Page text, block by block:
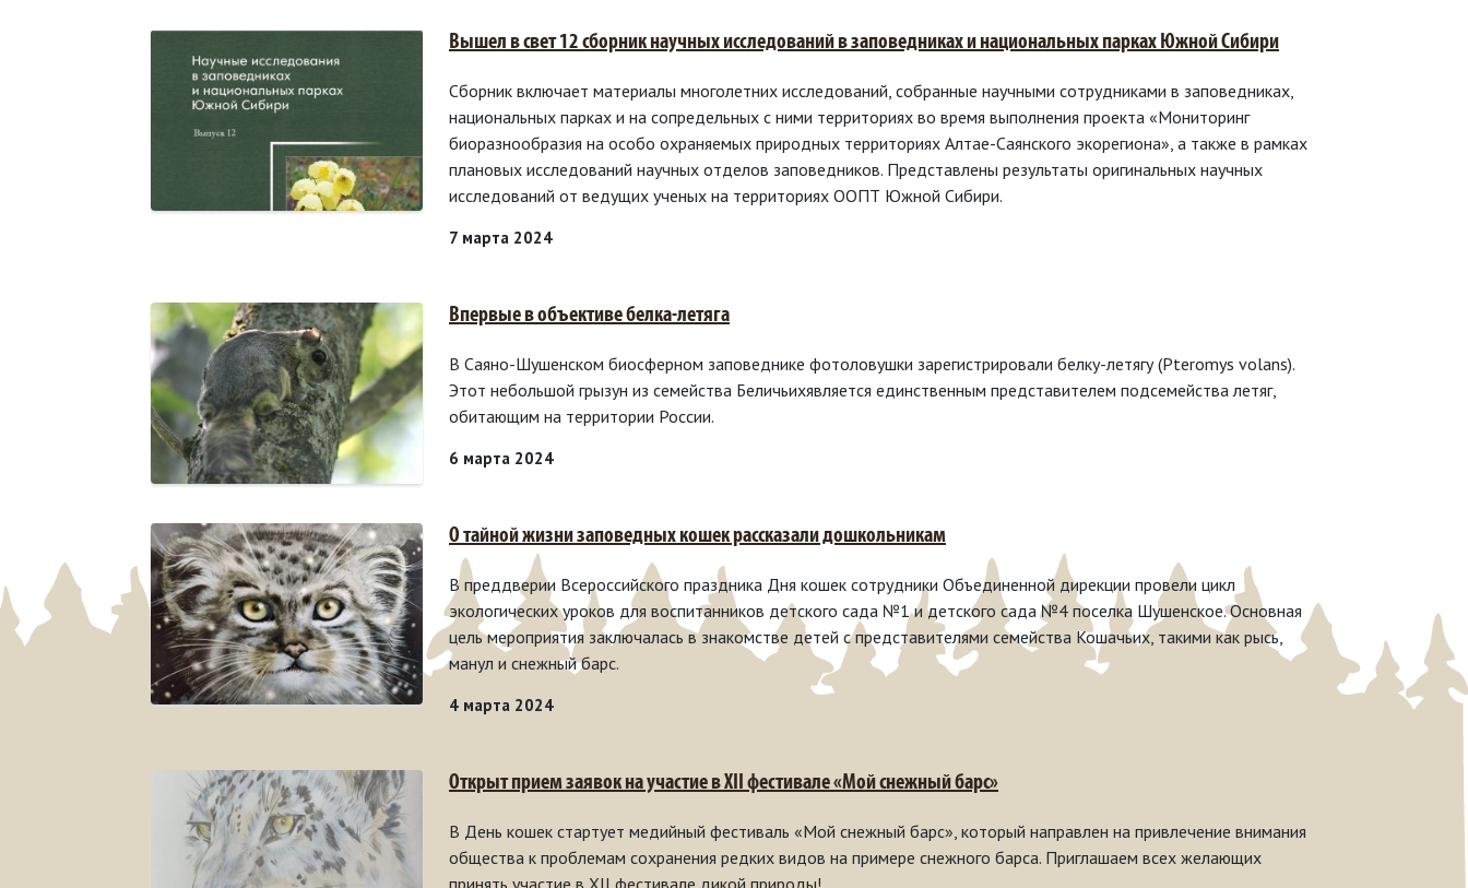
Вышел в свет 12 сборник научных исследований в заповедниках и национальных парках Южной Сибири
Сборник включает материалы многолетних исследований, собранные научными сотрудниками в заповедниках,
национальных парках и на сопредельных с ними территориях во время выполнения проекта «Мониторинг
биоразнообразия на особо охраняемых природных территориях Алтае-Саянского экорегиона», а также в рамках
плановых исследований научных отделов заповедников. Представлены результаты оригинальных научных
исследований от ведущих ученых на территориях ООПТ Южной Сибири.
7 марта 2024
Впервые в объективе белка-летяга
В Саяно-Шушенском биосферном заповеднике фотоловушки зарегистрировали белку-летягу (Pteromys volans).
Этот небольшой грызун из семейства Беличьихявляется единственным представителем подсемейства летяг,
обитающим на территории России.
6 марта 2024
О тайной жизни заповедных кошек рассказали дошкольникам
В преддверии Всероссийского праздника Дня кошек сотрудники Объединенной дирекции провели цикл
экологических уроков для воспитанников детского сада №1 и детского сада №4 поселка Шушенское. Основная
цель мероприятия заключалась в знакомстве детей с представителями семейства Кошачьих, такими как рысь,
манул и снежный барс.
4 марта 2024
Открыт прием заявок на участие в XII фестивале «Мой снежный барс»
В День кошек стартует медийный фестиваль «Мой снежный барс», который направлен на привлечение внимания
общества к проблемам сохранения редких видов на примере снежного барса. Приглашаем всех желающих
принять участие в XII фестивале дикой природы!